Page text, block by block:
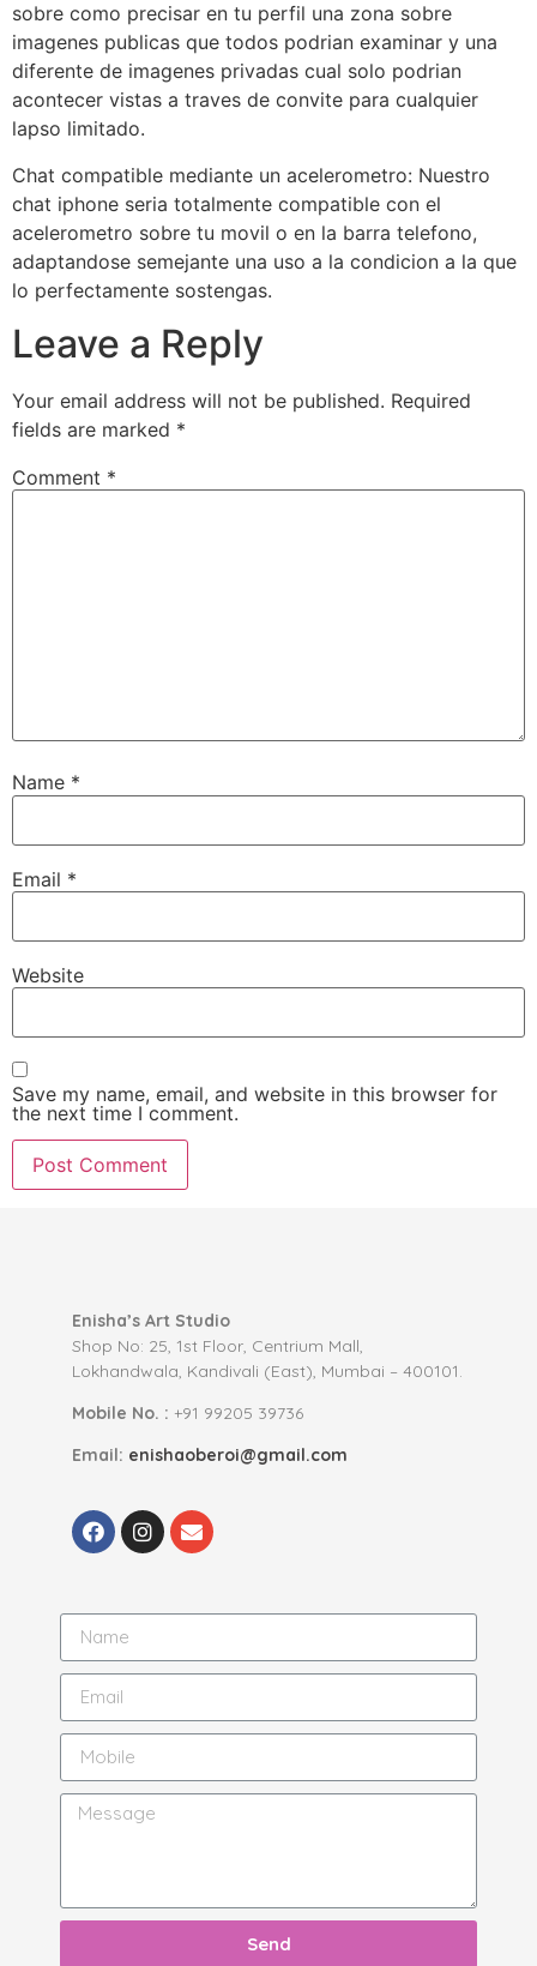
sobre como precisar en tu perfil una zona sobre
imagenes publicas que todos podrian examinar y una
diferente de imagenes privadas cual solo podrian
acontecer vistas a traves de convite para cualquier
lapso limitado.
Chat compatible mediante un acelerometro: Nuestro
chat iphone seri­a totalmente compatible con el
acelerometro sobre tu movil o en la barra telefono,
adaptandose semejante una uso a la condicion a la que
lo perfectamente sostengas.
Leave a Reply
Your email address will not be published. Required
fields are marked *
Comment *
Name *
Email *
Website
Save my name, email, and website in this browser for
the next time I comment.
Enisha’s Art Studio
Shop No: 25, 1st Floor, Centrium Mall,
Lokhandwala, Kandivali (East), Mumbai – 400101.
Mobile No. : +91 99205 39736
Email: enishaoberoi@gmail.com
Send